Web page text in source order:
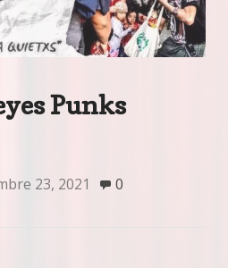
Punks
23, 2021 0